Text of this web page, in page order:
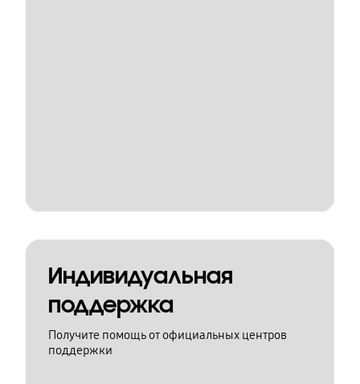
Индивидуальная
поддержка
Получите помощь от официальных центров
поддержки